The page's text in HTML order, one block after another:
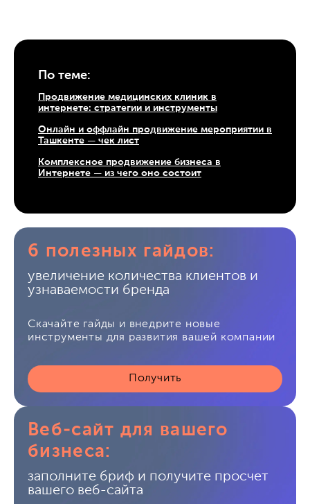
По теме:
Продвижение медицинских клиник в
интернете: стратегии и инструменты
Онлайн и оффлайн продвижение мероприятии в
Ташкенте — чек лист
Комплексное продвижение бизнеса в
Интернете — из чего оно состоит
6 полезных гайдов:
увеличение количества клиентов и
узнаваемости бренда
Скачайте гайды и внедрите новые
инструменты для развития вашей компании
Получить
Веб-сайт для вашего
бизнеса:
заполните бриф и получите просчет
вашего веб-сайта